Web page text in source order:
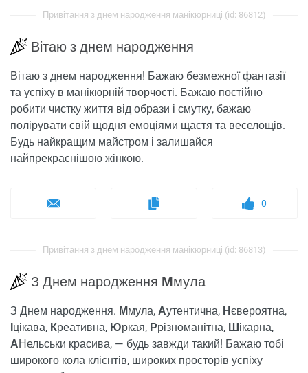
Привітання з днем ​​народження манікюрниці (id: 86812)
Вітаю з днем ​​народження
Вітаю з днем ​​народження! Бажаю безмежної фантазії
та успіху в манікюрній творчості. Бажаю постійно
робити чистку життя від образи і смутку, бажаю
полірувати свій щодня емоціями щастя та веселощів.
Будь найкращим майстром і залишайся
найпрекраснішою жінкою.
0
Привітання з днем ​​народження манікюрниці (id: 86813)
З Днем народження Ммула
З Днем народження. Ммула, Аутентична, Нєвероятна,
Іцікава, Креативна, Юркая, Ррізноманітна, Шікарна,
АНельськи красива, — будь завжди такий! Бажаю тобі
широкого кола клієнтів, широких просторів успіху